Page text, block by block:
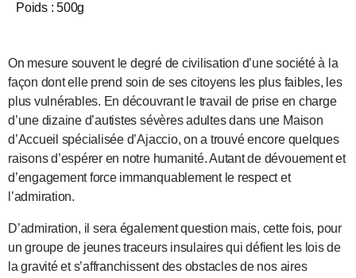
Poids : 500g
On mesure souvent le degré de civilisation d’une société à la
façon dont elle prend soin de ses citoyens les plus faibles, les
plus vulnérables. En découvrant le travail de prise en charge
d’une dizaine d’autistes sévères adultes dans une Maison
d’Accueil spécialisée d’Ajaccio, on a trouvé encore quelques
raisons d’espérer en notre humanité. Autant de dévouement et
d’engagement force immanquablement le respect et
l’admiration.
D’admiration, il sera également question mais, cette fois, pour
un groupe de jeunes traceurs insulaires qui défient les lois de
la gravité et s’affranchissent des obstacles de nos aires